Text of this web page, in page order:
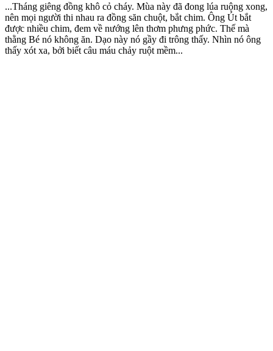
...Tháng giêng đồng khô cỏ cháy. Mùa này đã đong lúa ruộng xong,
nên mọi người thi nhau ra đồng săn chuột, bắt chim. Ông Út bắt
được nhiều chim, đem về nướng lên thơm phưng phức. Thế mà
thằng Bé nó không ăn. Dạo này nó gầy đi trông thấy. Nhìn nó ông
thấy xót xa, bởi biết câu máu chảy ruột mềm...